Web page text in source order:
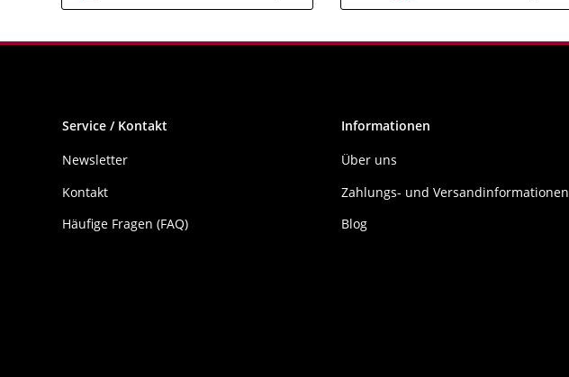
Service / Kontakt
Newsletter
Kontakt
Häufige Fragen (FAQ)
Informationen
Über uns
Zahlungs- und Versandinformationen
Blog